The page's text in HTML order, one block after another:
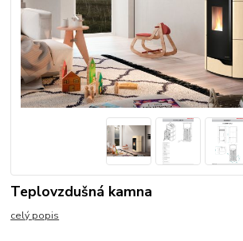
Teplovzdušná kamna
celý popis